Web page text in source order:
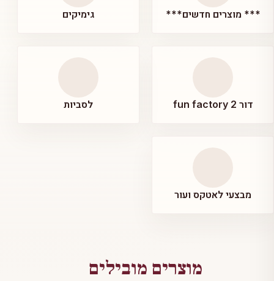
*** מוצרים חדשים*** גימיקים
דור 2 fun factory לסביות
מבצעי לאטקס ועור
מוצרים מובילים